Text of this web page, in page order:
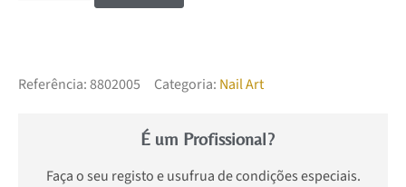
Referência:8802005 Categoria: Nail Art
É um Profissional?
Faça o seu registo e usufrua de condições especiais.